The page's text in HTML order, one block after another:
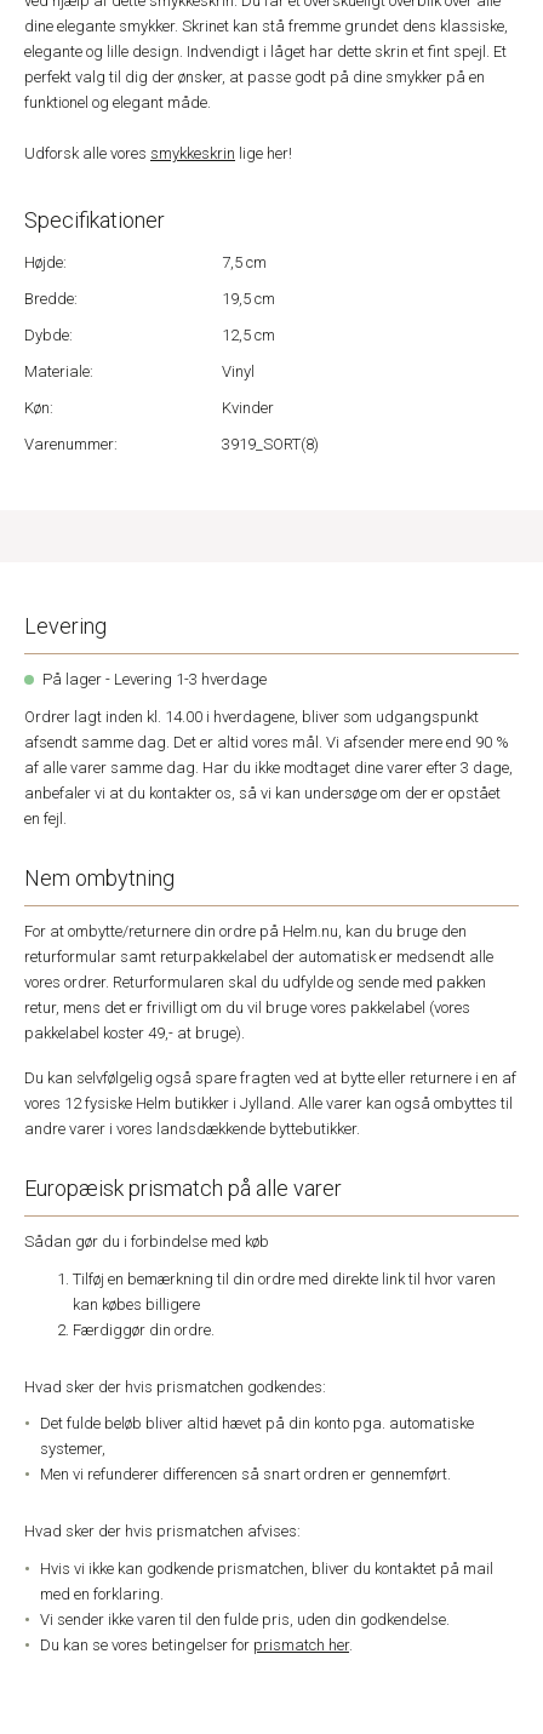
dine elegante smykker. Skrinet kan stå fremme grundet dens klassiske,
elegante og lille design. Indvendigt i låget har dette skrin et fint spejl. Et
perfekt valg til dig der ønsker, at passe godt på dine smykker på en
funktionel og elegant måde.
Udforsk alle vores smykkeskrin lige her!
Specifikationer
Højde:
7,5 cm
Bredde:
19,5 cm
Dybde:
12,5 cm
Materiale:
Vinyl
Køn:
Kvinder
Varenummer:
3919_SORT(8)
Levering
På lager - Levering 1-3 hverdage
Ordrer lagt inden kl. 14.00 i hverdagene, bliver som udgangspunkt
afsendt samme dag. Det er altid vores mål. Vi afsender mere end 90 %
af alle varer samme dag. Har du ikke modtaget dine varer efter 3 dage,
anbefaler vi at du kontakter os, så vi kan undersøge om der er opstået
en fejl.
Nem ombytning
For at ombytte/returnere din ordre på Helm.nu, kan du bruge den
returformular samt returpakkelabel der automatisk er medsendt alle
vores ordrer. Returformularen skal du udfylde og sende med pakken
retur, mens det er frivilligt om du vil bruge vores pakkelabel (vores
pakkelabel koster 49,- at bruge).
Du kan selvfølgelig også spare fragten ved at bytte eller returnere i en af
vores 12 fysiske Helm butikker i Jylland. Alle varer kan også ombyttes til
andre varer i vores landsdækkende byttebutikker.
Europæisk prismatch på alle varer
Sådan gør du i forbindelse med køb
Tilføj en bemærkning til din ordre med direkte link til hvor varen
kan købes billigere
Færdiggør din ordre.
Hvad sker der hvis prismatchen godkendes:
Det fulde beløb bliver altid hævet på din konto pga. automatiske
systemer,
Men vi refunderer differencen så snart ordren er gennemført.
Hvad sker der hvis prismatchen afvises:
Hvis vi ikke kan godkende prismatchen, bliver du kontaktet på mail
med en forklaring.
Vi sender ikke varen til den fulde pris, uden din godkendelse.
Du kan se vores betingelser for prismatch her.